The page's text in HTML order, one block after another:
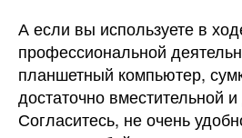
А если вы используете в
профессиональной
планшетный компьютер,
достаточно вместительной
Согласитесь, не очень